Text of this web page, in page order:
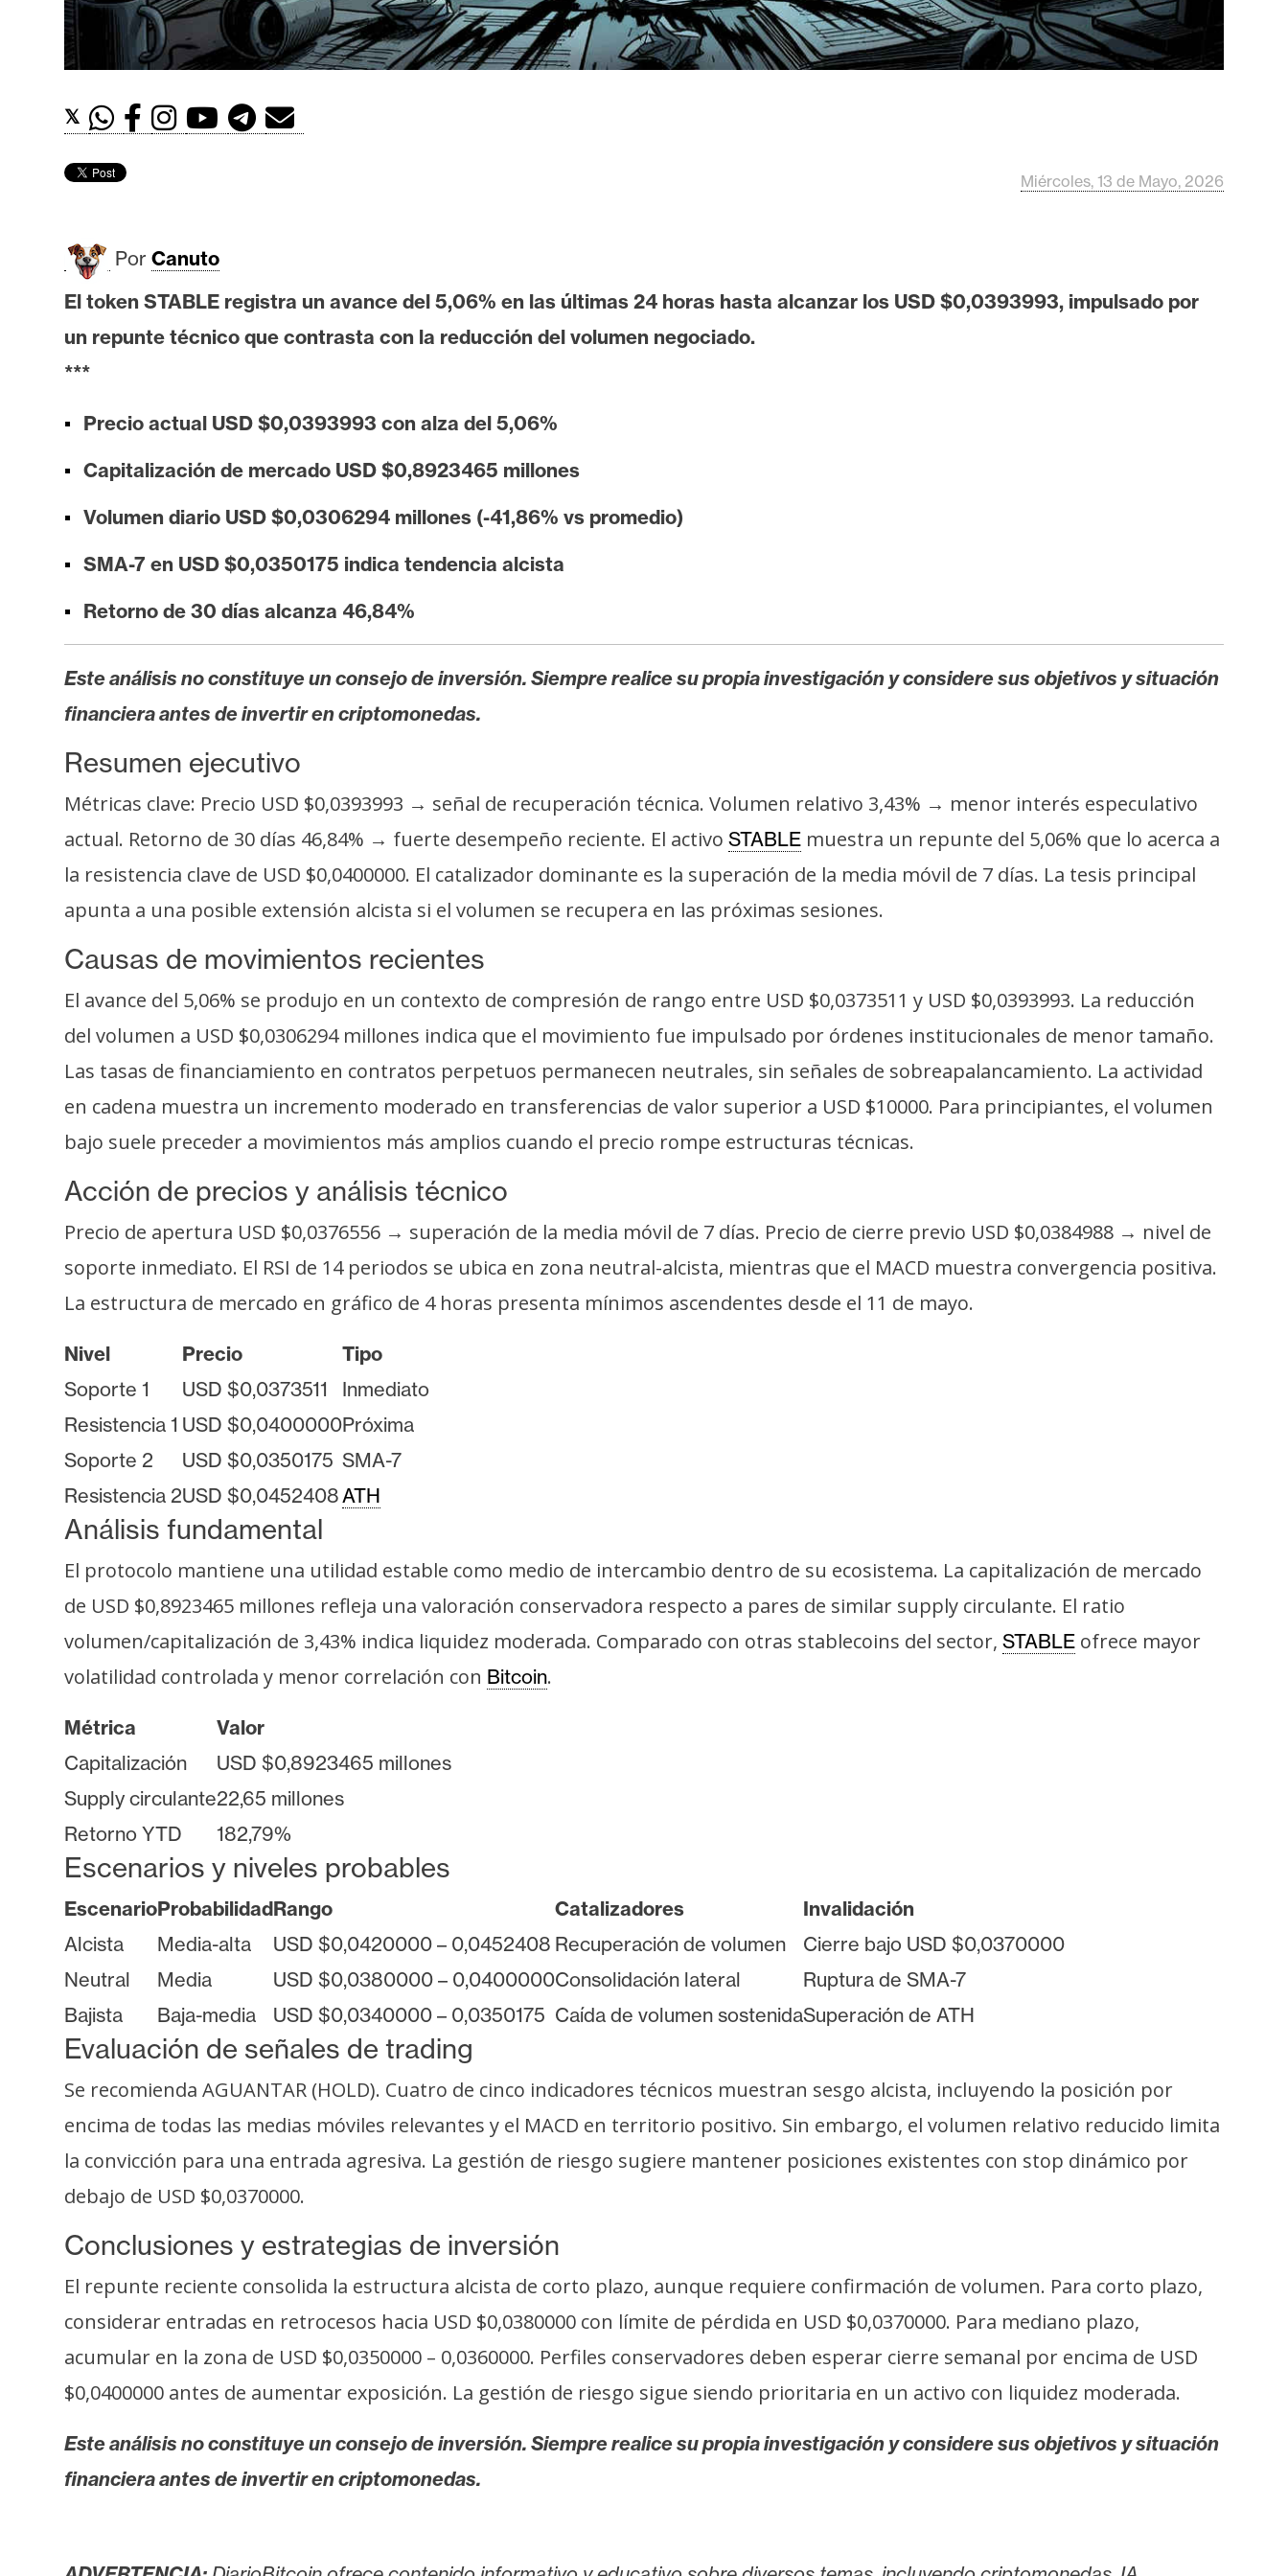
t
h
e
e
m
I
A
A
n
s
s
o
t
a
s
d
P
r
n
s
T
e
a
s
R
c
r
s
o
C
o
n
t
a
c
o
y
P
u
b
i
c
i
d
a
d
𝕏
Miércoles, 13 de Mayo, 2026
Por Canuto
El token STABLE registra un avance del 5,06% en las últimas 24 horas hasta alcanzar los USD $0,0393993, impulsado por
un repunte técnico que contrasta con la reducción del volumen negociado.
***
Precio actual USD $0,0393993 con alza del 5,06%
Capitalización de mercado USD $0,8923465 millones
Volumen diario USD $0,0306294 millones (-41,86% vs promedio)
SMA-7 en USD $0,0350175 indica tendencia alcista
Retorno de 30 días alcanza 46,84%
Este análisis no constituye un consejo de inversión. Siempre realice su propia investigación y considere sus objetivos y situación
financiera antes de invertir en criptomonedas.
Resumen ejecutivo
Métricas clave: Precio USD $0,0393993 → señal de recuperación técnica. Volumen relativo 3,43% → menor interés especulativo
actual. Retorno de 30 días 46,84% → fuerte desempeño reciente. El activo STABLE muestra un repunte del 5,06% que lo acerca a
la resistencia clave de USD $0,0400000. El catalizador dominante es la superación de la media móvil de 7 días. La tesis principal
apunta a una posible extensión alcista si el volumen se recupera en las próximas sesiones.
Causas de movimientos recientes
El avance del 5,06% se produjo en un contexto de compresión de rango entre USD $0,0373511 y USD $0,0393993. La reducción
del volumen a USD $0,0306294 millones indica que el movimiento fue impulsado por órdenes institucionales de menor tamaño.
Las tasas de financiamiento en contratos perpetuos permanecen neutrales, sin señales de sobreapalancamiento. La actividad
en cadena muestra un incremento moderado en transferencias de valor superior a USD $10000. Para principiantes, el volumen
bajo suele preceder a movimientos más amplios cuando el precio rompe estructuras técnicas.
Acción de precios y análisis técnico
Precio de apertura USD $0,0376556 → superación de la media móvil de 7 días. Precio de cierre previo USD $0,0384988 → nivel de
soporte inmediato. El RSI de 14 periodos se ubica en zona neutral-alcista, mientras que el MACD muestra convergencia positiva.
La estructura de mercado en gráfico de 4 horas presenta mínimos ascendentes desde el 11 de mayo.
Nivel Precio
Tipo
Soporte 1
USD $0,0373511
Inmediato
Resistencia 1 USD $0,0400000Próxima
Soporte 2
USD $0,0350175 SMA-7
Resistencia 2USD $0,0452408ATH
Análisis fundamental
El protocolo mantiene una utilidad estable como medio de intercambio dentro de su ecosistema. La capitalización de mercado
de USD $0,8923465 millones refleja una valoración conservadora respecto a pares de similar supply circulante. El ratio
volumen/capitalización de 3,43% indica liquidez moderada. Comparado con otras stablecoins del sector, STABLE ofrece mayor
volatilidad controlada y menor correlación con Bitcoin.
Métrica
Valor
Capitalización
USD $0,8923465 millones
Supply circulante22,65 millones
Retorno YTD
182,79%
Escenarios y niveles probables
EscenarioProbabilidadRango Catalizadores
Invalidación
Alcista
Media-alta USD $0,0420000 – 0,0452408 Recuperación de volumen
Cierre bajo USD $0,0370000
Neutral
Media USD $0,0380000 – 0,0400000Consolidación lateral
Ruptura de SMA-7
Bajista
Baja-media USD $0,0340000 – 0,0350175 Caída de volumen sostenidaSuperación de ATH
Evaluación de señales de trading
Se recomienda AGUANTAR (HOLD). Cuatro de cinco indicadores técnicos muestran sesgo alcista, incluyendo la posición por
encima de todas las medias móviles relevantes y el MACD en territorio positivo. Sin embargo, el volumen relativo reducido limita
la convicción para una entrada agresiva. La gestión de riesgo sugiere mantener posiciones existentes con stop dinámico por
debajo de USD $0,0370000.
Conclusiones y estrategias de inversión
El repunte reciente consolida la estructura alcista de corto plazo, aunque requiere confirmación de volumen. Para corto plazo,
considerar entradas en retrocesos hacia USD $0,0380000 con límite de pérdida en USD $0,0370000. Para mediano plazo,
acumular en la zona de USD $0,0350000 – 0,0360000. Perfiles conservadores deben esperar cierre semanal por encima de USD
$0,0400000 antes de aumentar exposición. La gestión de riesgo sigue siendo prioritaria en un activo con liquidez moderada.
Este análisis no constituye un consejo de inversión. Siempre realice su propia investigación y considere sus objetivos y situación
financiera antes de invertir en criptomonedas.